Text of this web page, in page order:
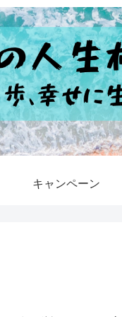
キャンペーン